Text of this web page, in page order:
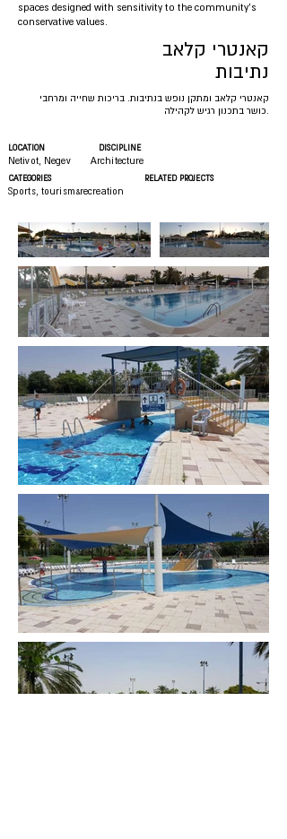
spaces designed with sensitivity to the community's
conservative values.
קאנטרי קלאב
נתיבות
קאנטרי קלאב ומתקן נופש בנתיבות. בריכות שחייה ומרחבי
LOCATION DISCIPLINE
Netivot, Negev Architecture
CATEGORIES RELATED PROJECTS
Sports, tourism&recreation